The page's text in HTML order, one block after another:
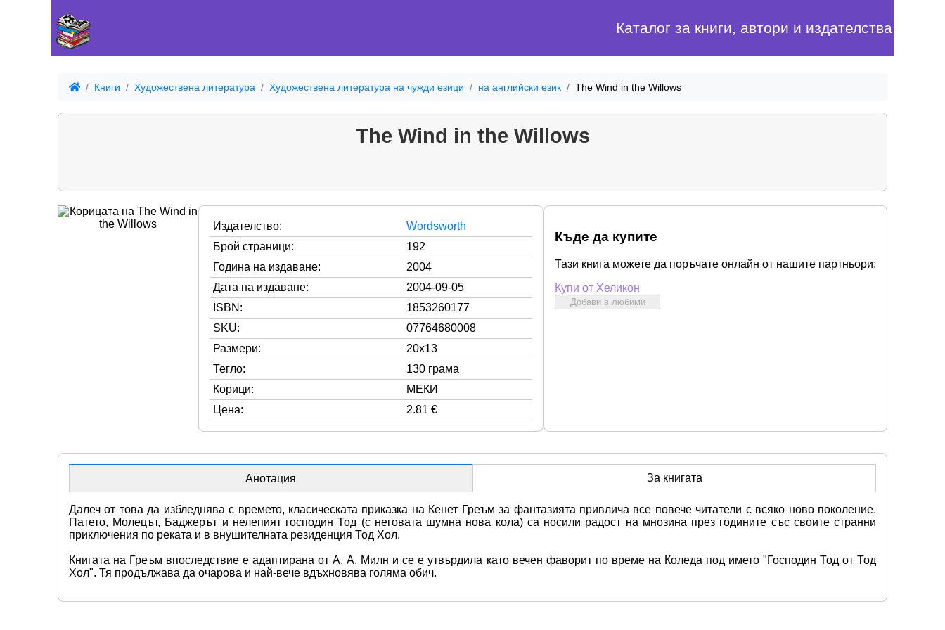
Каталог за книги, автори и издателства
Книги Художествена литература Художествена литература на чужди езици на английски език The Wind in the Willows
The Wind in the Willows
Издателство:
Wordsworth
Брой страници:
192
Година на издаване:
2004
Дата на издаване:
2004-09-05
ISBN:
1853260177
SKU:
07764680008
Размери:
20x13
Тегло:
130 грама
Корици:
МЕКИ
Цена:
2.81 €
Къде да купите
Тази книга можете да поръчате онлайн от нашите партньори:
Купи от Хеликон
Добави в любими
Анотация За книгата
Далеч от това да избледнява с времето, класическата приказка на Кенет Греъм за фантазията привлича все повече читатели с всяко ново поколение.
Патето, Молецът, Баджерът и нелепият господин Тод (с неговата шумна нова кола) са носили радост на мнозина през годините със своите странни
приключения по реката и в внушителната резиденция Тод Хол.
Книгата на Греъм впоследствие е адаптирана от А. А. Милн и се е утвърдила като вечен фаворит по време на Коледа под името "Господин Тод от Тод
Хол". Тя продължава да очарова и най-вече вдъхновява голяма обич.